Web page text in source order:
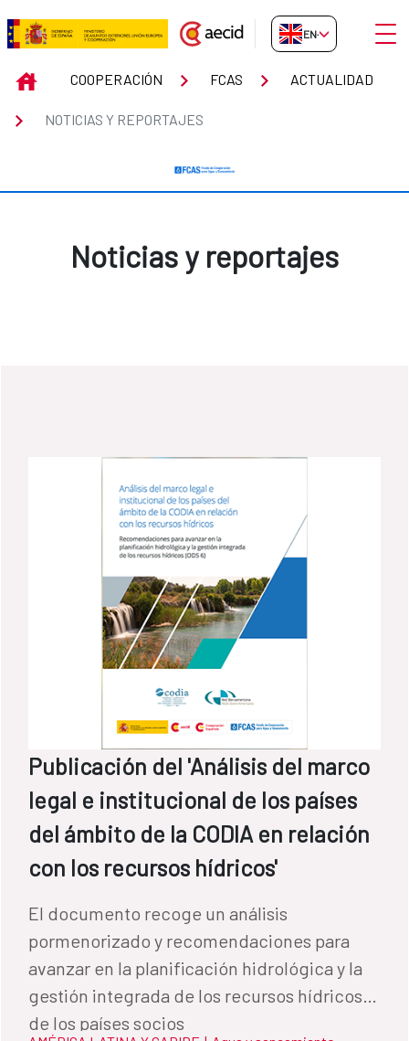
Skip to Main Content
Noticias y reportajes
EN-GB
INICIOCOOPERACIÓN FCAS ACTUALIDAD
NOTICIAS Y REPORTAJES
Noticias y reportajes
Publicación del 'Análisis del marco
legal e institucional de los países
del ámbito de la CODIA en relación
con los recursos hídricos'
El documento recoge un análisis
pormenorizado y recomendaciones para
avanzar en la planificación hidrológica y la
gestión integrada de los recursos hídricos
de los países socios